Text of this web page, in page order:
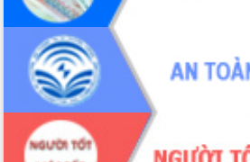
quốc phòng, quân sự địa phương năm
2026
Đắk Lắk tập trung toàn lực khắc phục
tồn tại IUU, sẵn sàng làm việc với
Đoàn thanh tra EC
Chủ tịch UBND tỉnh Tạ Anh Tuấn thăm,
chúc mừng các bệnh viện nhân Ngày
Thầy thuốc Việt Nam